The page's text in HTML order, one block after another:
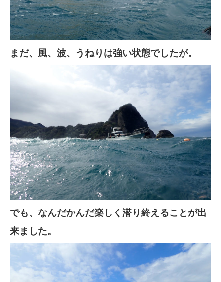
まだ、風、波、うねりは強い状態でしたが。
でも、なんだかんだ楽しく潜り終えることが出
来ました。